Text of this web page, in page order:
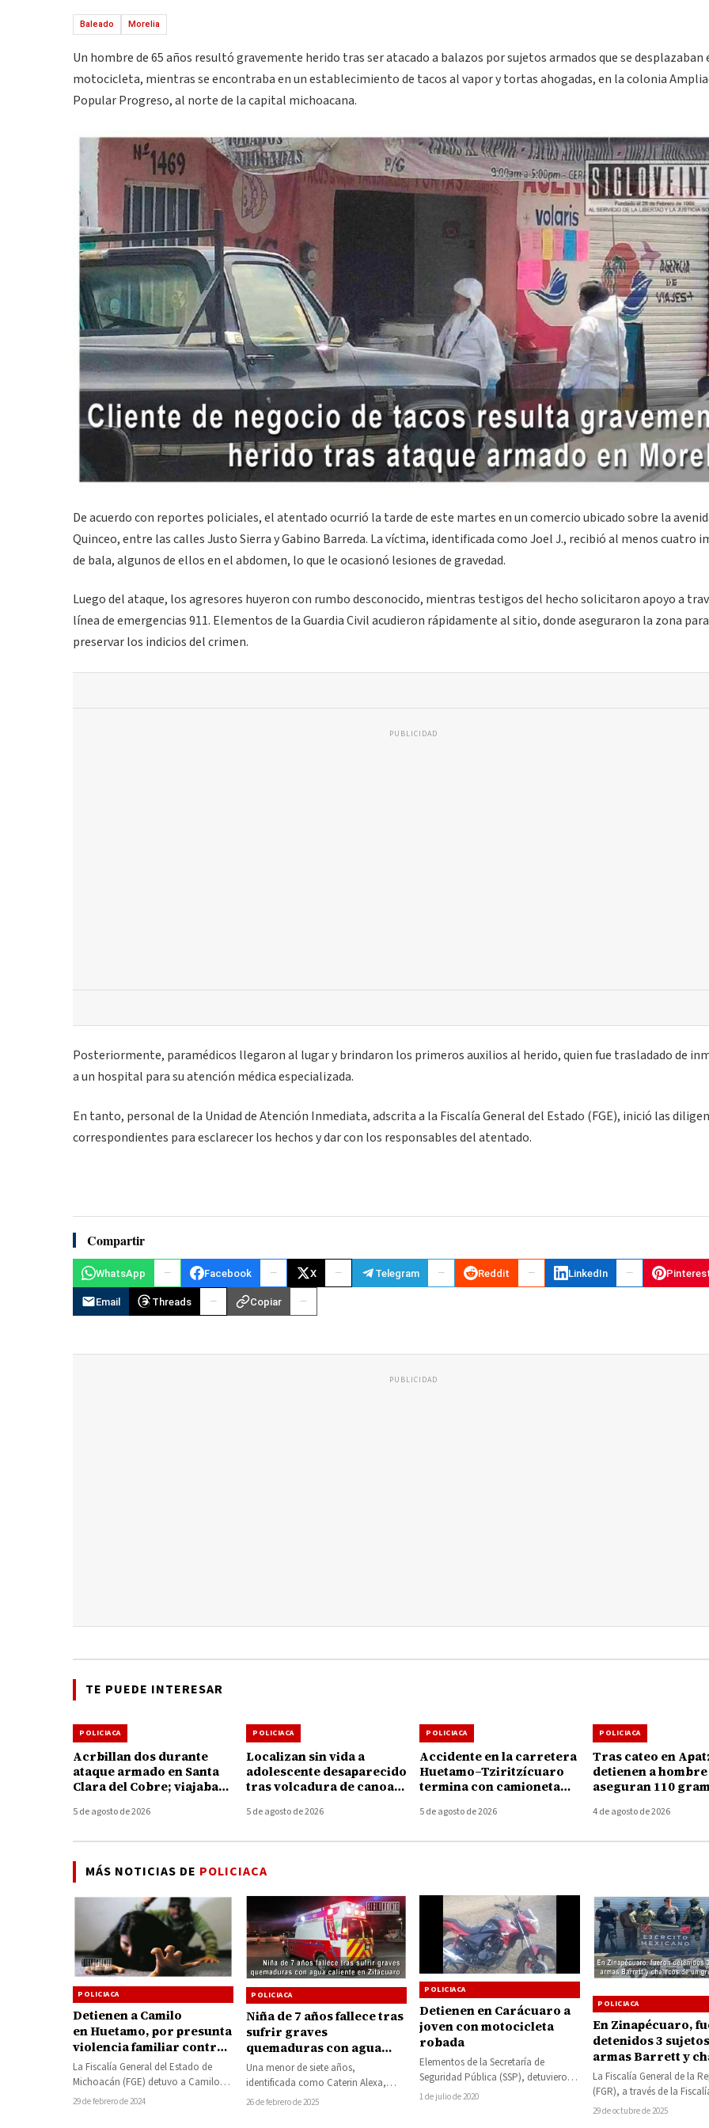
Baleado Morelia
Un hombre de 65 años resultó gravemente herido tras ser atacado a balazos por sujetos armados que se desplazaban
motocicleta, mientras se encontraba en un establecimiento de tacos al vapor y tortas ahogadas, en la colonia
Popular Progreso, al norte de la capital michoacana.
De acuerdo con reportes policiales, el atentado ocurrió la tarde de este martes en un comercio ubicado sobre la
Quinceo, entre las calles Justo Sierra y Gabino Barreda. La víctima, identificada como Joel J., recibió al menos cuatro
de bala, algunos de ellos en el abdomen, lo que le ocasionó lesiones de gravedad.
Luego del ataque, los agresores huyeron con rumbo desconocido, mientras testigos del hecho solicitaron apoyo a
línea de emergencias 911. Elementos de la Guardia Civil acudieron rápidamente al sitio, donde aseguraron la zona para
preservar los indicios del crimen.
PUBLICIDAD
Posteriormente, paramédicos llegaron al lugar y brindaron los primeros auxilios al herido, quien fue trasladado de
a un hospital para su atención médica especializada.
En tanto, personal de la Unidad de Atención Inmediata, adscrita a la Fiscalía General del Estado (FGE), inició las
correspondientes para esclarecer los hechos y dar con los responsables del atentado.
Compartir
WhatsApp Facebook X Telegram Reddit LinkedIn
Email Threads Copiar
PUBLICIDAD
TE PUEDE INTERESAR
POLICIACA
Acrbillan dos durante
ataque armado en Santa
Clara del Cobre; viajaban
placas de Texas
5 de agosto de 2026
POLICIACA
Localizan sin vida a
adolescente desaparecido
tras volcadura de canoa
5 de agosto de 2026
POLICIACA
Accidente en la carretera
Huetamo–Tziritzícuaro
termina con camioneta
desaparece del lugar
5 de agosto de 2026
POLICIACA
Tras cateo en
detienen a hombre
aseguran 110
4 de agosto de 2026
MÁS NOTICIAS DE POLICIACA
POLICIACA
Detienen a Camilo
en Huetamo, por presunta
violencia familiar contra
su esposa
La Fiscalía General del Estado de
Michoacán (FGE) detuvo a Camilo
“N”, probable responsable del delito
29 de febrero de 2024
POLICIACA
Niña de 7 años fallece tras
sufrir graves
quemaduras con agua
caliente en Zitácuaro
Una menor de siete años,
identificada como Caterin Alexa,
perdió la vida tras sufrir severas
26 de febrero de 2025
POLICIACA
Detienen en Carácuaro a
joven con motocicleta
robada
Elementos de la Secretaría de
Seguridad Pública (SSP), detuvieron
a una persona del sexo masculino en
1 de julio de 2020
POLICIACA
En Zinapécuaro,
detenidos 3
armas Barrett y
de un grupo
La Fiscalía General de la
(FGR), a través de la
Especializada de Control
29 de octubre de 2025